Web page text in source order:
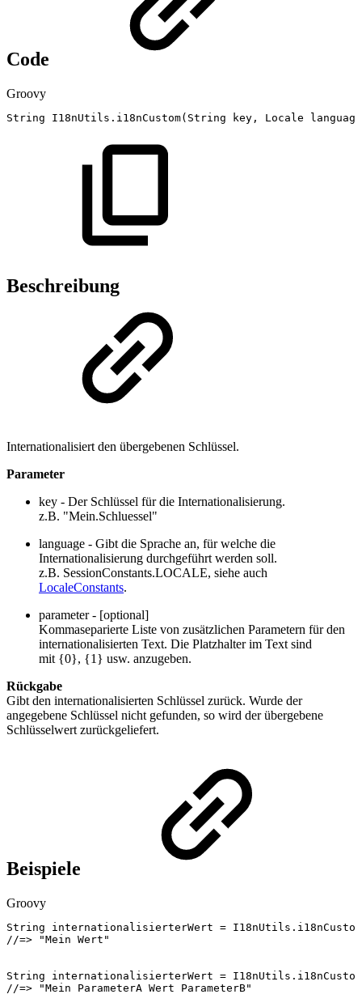
Code
Groovy
String I18nUtils . i18nCustom( String key , Locale language
Beschreibung
Internationalisiert den übergebenen Schlüssel.
Parameter
key - Der Schlüssel für die Internationalisierung.
z.B. "Mein.Schluessel"
language - Gibt die Sprache an, für welche die
Internationalisierung durchgeführt werden soll.
z.B. SessionConstants.LOCALE, siehe auch
LocaleConstants.
parameter - [optional]
Kommaseparierte Liste von zusätzlichen Parametern für den
internationalisierten Text. Die Platzhalter im Text sind
mit {0}, {1} usw. anzugeben.
Rückgabe
Gibt den internationalisierten Schlüssel zurück. Wurde der
angegebene Schlüssel nicht gefunden, so wird der übergebene
Schlüsselwert zurückgeliefert.
Beispiele
Groovy
String internationalisierterWert = I18nUtils . i18nCustom
//=>
"Mein Wert"
String internationalisierterWert = I18nUtils . i18nCustom
//=>
"Mein ParameterA Wert ParameterB"